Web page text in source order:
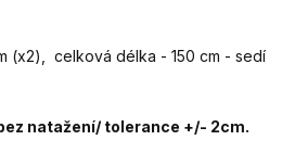
(x2), celková délka - 150 cm - sedí
natažení/ tolerance +/- 2cm.